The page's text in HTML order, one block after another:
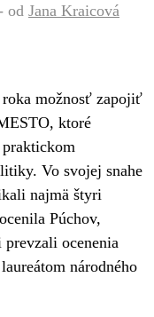
od Jana Kraicová
roka možnosť zapojiť
ktoré
Vo svojej snahe
najmä štyri
Púchov,
ocenenia
národného